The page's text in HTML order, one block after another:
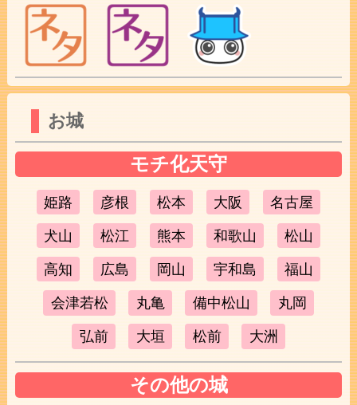
お城
モチ化天守
姫路 彦根 松本 大阪 名古屋
犬山 松江 熊本 和歌山 松山
高知 広島 岡山 宇和島 福山
会津若松 丸亀 備中松山 丸岡
弘前 大垣 松前 大洲
その他の城